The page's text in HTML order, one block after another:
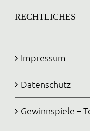
RECHTLICHES
Impressum
Datenschutz
Gewinnspiele –